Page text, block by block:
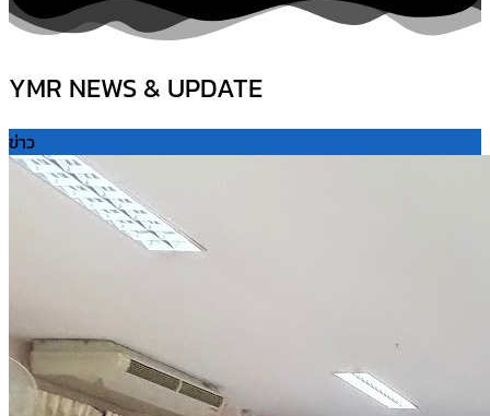
YMR NEWS & UPDATE
ข่าว